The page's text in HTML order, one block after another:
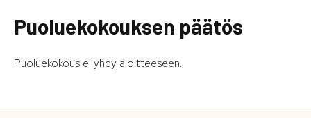
Puoluekokouksen päätös
Puoluekokous ei yhdy aloitteeseen.